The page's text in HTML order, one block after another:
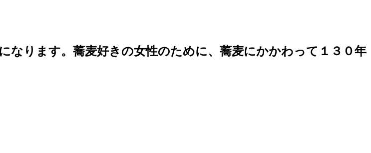
なります。蕎麦好きの女性のために、蕎麦にかかわって１３０年